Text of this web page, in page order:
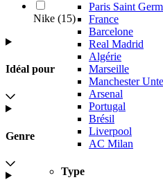
Paris Saint
France
Barcelone
Real Madrid
Algérie
Marseille
Manchester
Arsenal
Portugal
Brésil
Liverpool
AC Milan
Type
Nike (15)
Idéal pour
Genre